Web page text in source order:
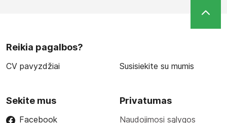
Reikia pagalbos?
CV pavyzdžiai Susisiekite su mumis
Sekite mus
Facebook
Privatumas
Naudojimosi sąlygos